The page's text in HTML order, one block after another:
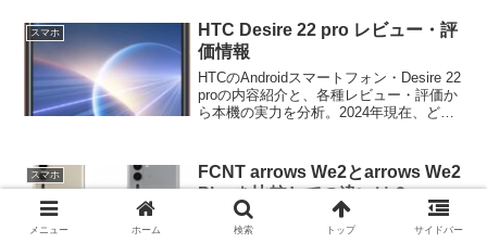
スマホ
HTC Desire 22 pro レビュー・評
価情報
HTCのAndroidスマートフォン・Desire 22
proの内容紹介と、各種レビュー・評価か
ら本機の実力を分析。2024年現在、どの
スマホ
FCNT arrows We2とarrows We2
Plusを比較しての違いは？
FCNTのスマートフォン・arrows We2と
arrows We2 Plusを比較しての違いと、共
メニュー ホーム 検索 トップ サイドバー